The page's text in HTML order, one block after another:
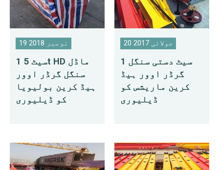
19 نومبر 2018
1 سیٹ 5t HD ماڈل
سنگل گرڈر اوور
ہیڈ کرین بولیویا
کو ڈیلیوری
20 جولائی 2017
1 سیٹ دستی سنگل
گرڈر اوور ہیڈ
کرین ماریشس کو
ڈیلیوری